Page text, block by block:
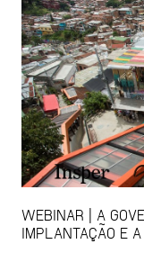
WEBINAR | A
IMPLANTAÇÃO E